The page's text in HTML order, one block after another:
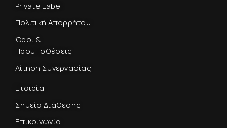
Private Label
Πολιτική Απορρήτου
Όροι &
Προϋποθέσεις
Αίτηση Συνεργασίας
Εταιρία
Σημεία Διάθεσης
Επικοινωνία